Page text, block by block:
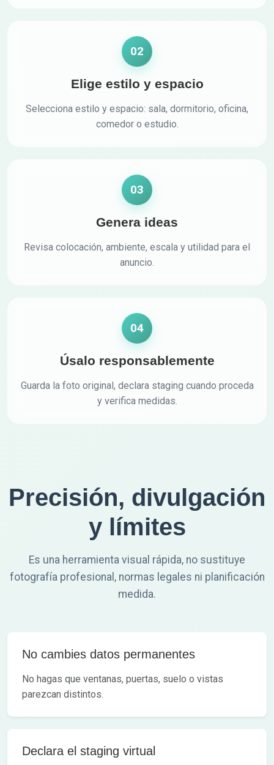
02
Elige estilo y espacio
Selecciona estilo y espacio: sala, dormitorio, oficina,
comedor o estudio.
03
Genera ideas
Revisa colocación, ambiente, escala y utilidad para el
anuncio.
04
Úsalo responsablemente
Guarda la foto original, declara staging cuando proceda
y verifica medidas.
Precisión, divulgación
y límites
Es una herramienta visual rápida, no sustituye
fotografía profesional, normas legales ni planificación
medida.
No cambies datos permanentes
No hagas que ventanas, puertas, suelo o vistas
parezcan distintos.
Declara el staging virtual